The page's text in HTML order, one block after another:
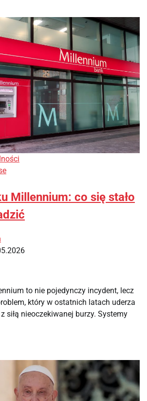
Millennium: co się stało
to nie pojedynczy incydent, lecz
który w ostatnich latach uderza
siłą nieoczekiwanej burzy. Systemy